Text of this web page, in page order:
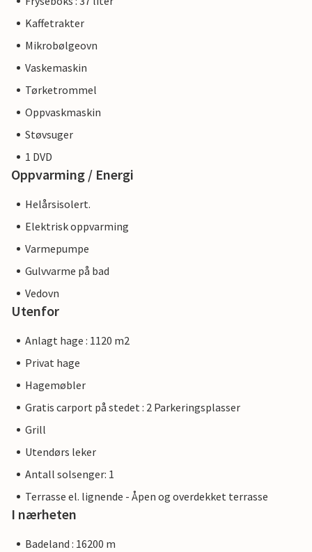
Kaffetrakter
Mikrobølgeovn
Vaskemaskin
Tørketrommel
Oppvaskmaskin
Støvsuger
1 DVD
Oppvarming / Energi
Helårsisolert.
Elektrisk oppvarming
Varmepumpe
Gulvvarme på bad
Vedovn
Utenfor
Anlagt hage : 1120 m2
Privat hage
Hagemøbler
Gratis carport på stedet : 2 Parkeringsplasser
Grill
Utendørs leker
Antall solsenger: 1
Terrasse el. lignende - Åpen og overdekket terrasse
I nærheten
Badeland : 16200 m